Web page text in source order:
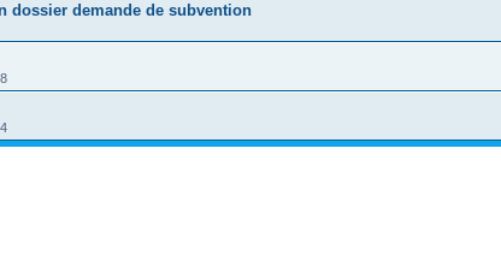
dossier demande de subvention